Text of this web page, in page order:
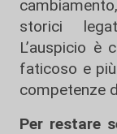
storici
L’auspicio è
faticoso e
competenze
Per restare